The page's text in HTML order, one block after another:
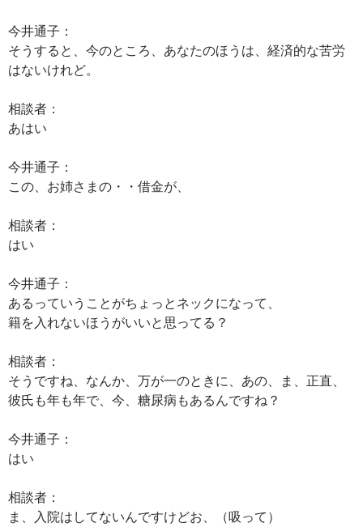
今井通子：
そうすると、今のところ、あなたのほうは、経済的な苦労
はないけれど。
相談者：
あはい
今井通子：
この、お姉さまの・・借金が、
相談者：
はい
今井通子：
あるっていうことがちょっとネックになって、
籍を入れないほうがいいと思ってる？
相談者：
そうですね、なんか、万が一のときに、あの、ま、正直、
彼氏も年も年で、今、糖尿病もあるんですね？
今井通子：
はい
相談者：
ま、入院はしてないんですけどお、（吸って）